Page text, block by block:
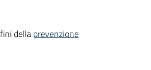
dellaprevenzione